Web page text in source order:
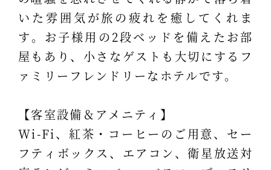
いた雰囲気が旅の疲れを癒してくれま
す。お子様用の2段ベッドを備えたお部
屋もあり、小さなゲストも大切にするフ
ァミリーフレンドリーなホテルです。
【客室設備＆アメニティ】
Wi-Fi、紅茶・コーヒーのご用意、セー
フティボックス、エアコン、衛星放送対